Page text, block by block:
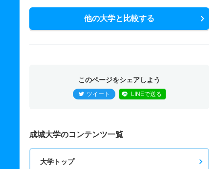
他の大学と比較する
このページをシェアしよう
ツイート LINEで送る
成城大学のコンテンツ一覧
大学トップ